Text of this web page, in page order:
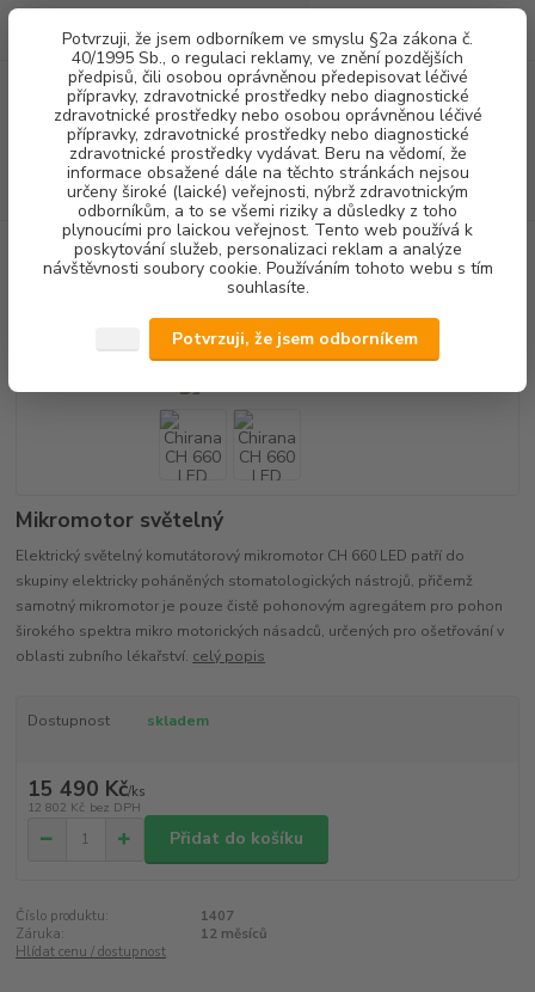
Potvrzuji, že jsem odborníkem ve smyslu §2a zákona č.
40/1995 Sb., o regulaci reklamy, ve znění pozdějších
předpisů, čili osobou oprávněnou předepisovat léčivé
přípravky, zdravotnické prostředky nebo diagnostické
zdravotnické prostředky nebo osobou oprávněnou léčivé
přípravky, zdravotnické prostředky nebo diagnostické
zdravotnické prostředky vydávat. Beru na vědomí, že
informace obsažené dále na těchto stránkách nejsou
určeny široké (laické) veřejnosti, nýbrž zdravotnickým
odborníkům, a to se všemi riziky a důsledky z toho
plynoucími pro laickou veřejnost. Tento web používá k
poskytování služeb, personalizaci reklam a analýze
návštěvnosti soubory cookie. Používáním tohoto webu s tím
souhlasíte.
Potvrzuji, že jsem odborníkem
Menu
CZK
Hledat
(Po-Pá, 8-16 hod.)
za0,00 Kč
PŘÍSTROJOVÉ VYBAVENÍ MIKROMOTORY
UHLÍKOVÉ
Chirana CH 660 LED
Chirana CH 660 LED
Mikromotor světelný
Elektrický světelný komutátorový mikromotor CH 660 LED patří do
skupiny elektricky poháněných stomatologických nástrojů, přičemž
samotný mikromotor je pouze čistě pohonovým agregátem pro pohon
širokého spektra mikro motorických násadců, určených pro ošetřování v
oblasti zubního lékařství. celý popis
Dostupnost skladem
15 490 Kč/ks
12 802 Kč bez DPH
Přidat do košíku
Číslo produktu:
1407
Záruka:
12 měsíců
Hlídat cenu / dostupnost